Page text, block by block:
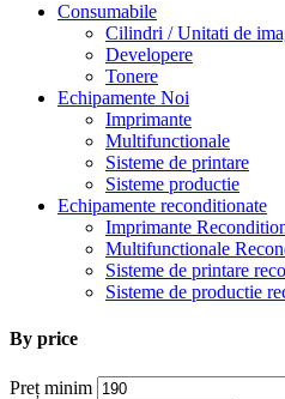
Consumabile
Cilindri / Unitati de
Developere
Tonere
Echipamente Noi
Imprimante
Multifunctionale
Sisteme de printare
Sisteme productie
Echipamente reconditionate
Imprimante
Multifunctionale
Sisteme de printare
Sisteme de productie
By price
Preț minim